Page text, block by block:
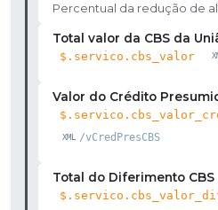
Percentual da redução de
Total valor da CBS da
$.servico.cbs_valor
Valor do Crédito
/vCredPresCBS
Total do Diferimento CBS